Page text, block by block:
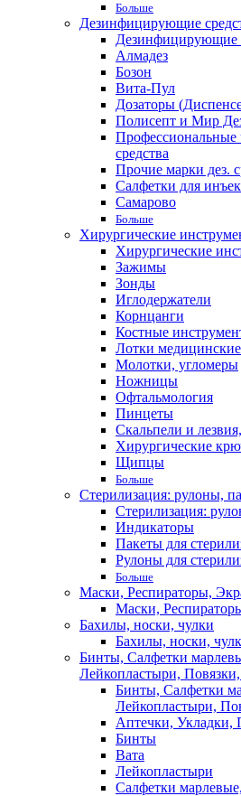
Больше
Дезинфицирующие
Дезинфицирующие
Алмадез
Бозон
Вита-Пул
Дозаторы
Полисепт и Мир
средства
Прочие марки дез.
Салфетки для
Самарово
Больше
Хирургические
Хирургические
Зажимы
Зонды
Иглодержатели
Корнцанги
Костные
Лотки
Молотки, угломеры
Ножницы
Офтальмология
Пинцеты
Скальпели и
Хирургические
Щипцы
Больше
Стерилизация: рулоны,
Стерилизация:
Индикаторы
Пакеты для
Рулоны для
Больше
Маски, Респираторы,
Маски,
Бахилы, носки, чулки
Бахилы, носки,
Бинты, Салфетки
Лейкопластыри,
Бинты, Салфетки
Лейкопластыри,
Аптечки, Укладки,
Бинты
Вата
Лейкопластыри
Салфетки